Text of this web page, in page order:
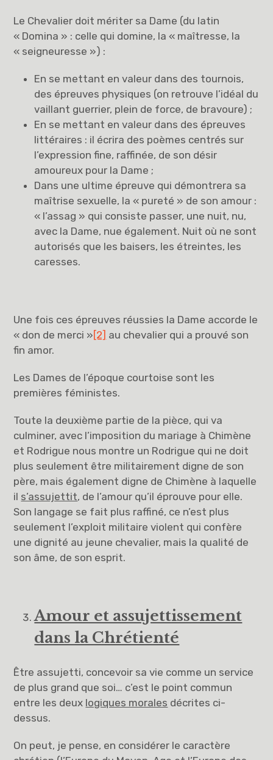
Le Chevalier doit mériter sa Dame (du latin
« Domina » : celle qui domine, la « maîtresse, la
« seigneuresse ») :
En se mettant en valeur dans des tournois,
des épreuves physiques (on retrouve l’idéal du
vaillant guerrier, plein de force, de bravoure) ;
En se mettant en valeur dans des épreuves
littéraires : il écrira des poèmes centrés sur
l’expression fine, raffinée, de son désir
amoureux pour la Dame ;
Dans une ultime épreuve qui démontrera sa
maîtrise sexuelle, la « pureté » de son amour :
« l’assag » qui consiste passer, une nuit, nu,
avec la Dame, nue également. Nuit où ne sont
autorisés que les baisers, les étreintes, les
caresses.
Une fois ces épreuves réussies la Dame accorde le
« don de merci » [2] au chevalier qui a prouvé son
fin amor.
Les Dames de l’époque courtoise sont les
premières féministes.
Toute la deuxième partie de la pièce, qui va
culminer, avec l’imposition du mariage à Chimène
et Rodrigue nous montre un Rodrigue qui ne doit
plus seulement être militairement digne de son
père, mais également digne de Chimène à laquelle
il s’assujettit, de l’amour qu’il éprouve pour elle.
Son langage se fait plus raffiné, ce n’est plus
seulement l’exploit militaire violent qui confère
une dignité au jeune chevalier, mais la qualité de
son âme, de son esprit.
Amour et assujettissement
dans la Chrétienté
Être assujetti, concevoir sa vie comme un service
de plus grand que soi… c’est le point commun
entre les deux logiques morales décrites ci-
dessus.
On peut, je pense, en considérer le caractère